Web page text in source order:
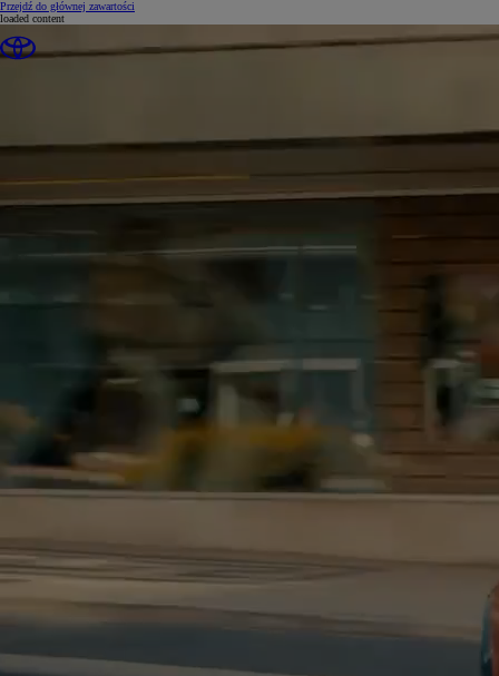
Przejdź do głównej zawartości
loaded content